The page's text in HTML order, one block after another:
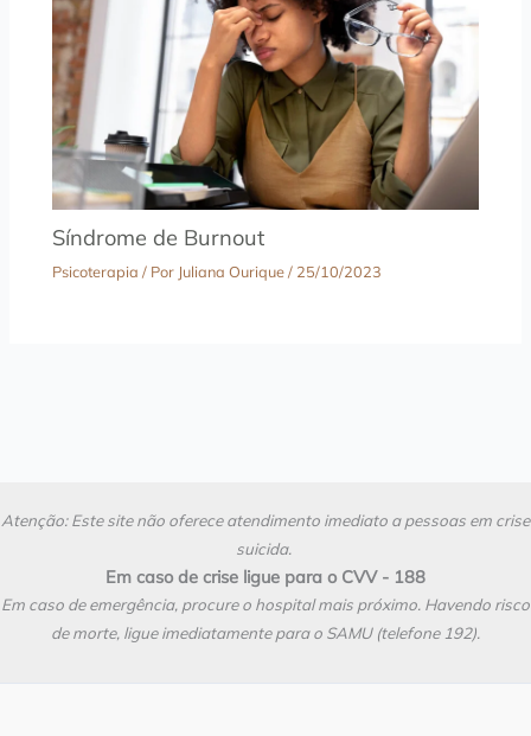
Síndrome de Burnout
Psicoterapia / Por Juliana Ourique/ 25/10/2023
Atenção: Este site não oferece atendimento imediato a pessoas em crise
suicida.
Em caso de crise ligue para o CVV - 188
Em caso de emergência, procure o hospital mais próximo. Havendo risco
de morte, ligue imediatamente para o SAMU (telefone 192).